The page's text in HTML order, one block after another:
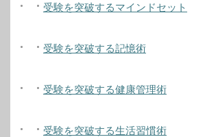
受験を突破するマインドセット
受験を突破する記憶術
受験を突破する健康管理術
受験を突破する生活習慣術